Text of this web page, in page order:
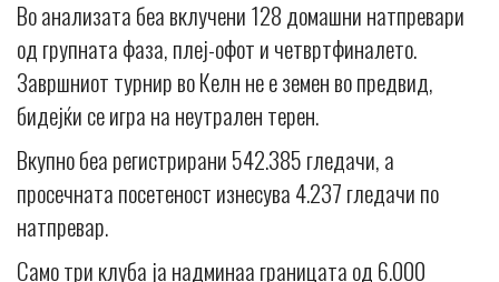
Во анализата беа вклучени 128 домашни натпревари
од групната фаза, плеј-офот и четвртфиналето.
Завршниот турнир во Келн не е земен во предвид,
бидејќи се игра на неутрален терен.
Вкупно беа регистрирани 542.385 гледачи, а
просечната посетеност изнесува 4.237 гледачи по
натпревар.
Само три клуба ја надминаа границата од 6.000